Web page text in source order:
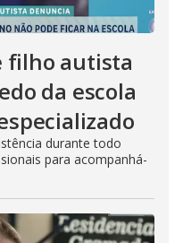
filho autista
da escola
durante todo
para acompanhá-